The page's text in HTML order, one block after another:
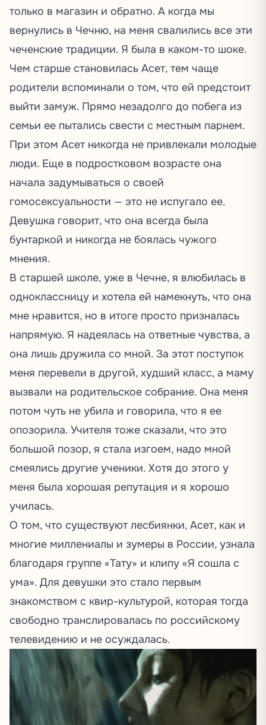
только в магазин и обратно. А когда мы
вернулись в Чечню, на меня свалились все эти
чеченские традиции. Я была в каком-то шоке.
Чем старше становилась Асет, тем чаще
родители вспоминали о том, что ей предстоит
выйти замуж. Прямо незадолго до побега из
семьи ее пытались свести с местным парнем.
При этом Асет никогда не привлекали молодые
люди. Еще в подростковом возрасте она
начала задумываться о своей
гомосексуальности — это не испугало ее.
Девушка говорит, что она всегда была
бунтаркой и никогда не боялась чужого
мнения.
В старшей школе, уже в Чечне, я влюбилась в
одноклассницу и хотела ей намекнуть, что она
мне нравится, но в итоге просто призналась
напрямую. Я надеялась на ответные чувства, а
она лишь дружила со мной. За этот поступок
меня перевели в другой, худший класс, а маму
вызвали на родительское собрание. Она меня
потом чуть не убила и говорила, что я ее
опозорила. Учителя тоже сказали, что это
большой позор, я стала изгоем, надо мной
смеялись другие ученики. Хотя до этого у
меня была хорошая репутация и я хорошо
училась.
О том, что существуют лесбиянки, Асет, как и
многие миллениалы и зумеры в России, узнала
благодаря группе «Тату» и клипу «Я сошла с
ума». Для девушки это стало первым
знакомством с квир-культурой, которая тогда
свободно транслировалась по российскому
телевидению и не осуждалась.